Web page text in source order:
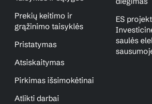
Prekių keitimo ir
grąžinimo taisyklės
Pristatymas
Atsiskaitymas
Pirkimas išsimokėtinai
Atlikti darbai
ES
saulės